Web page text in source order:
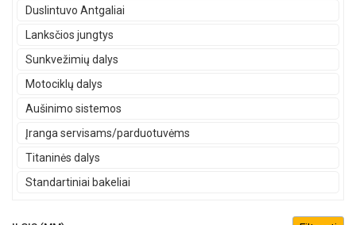
Duslintuvo Antgaliai
Lanksčios jungtys
Sunkvežimių dalys
Motociklų dalys
Aušinimo sistemos
Įranga servisams/parduotuvėms
Titaninės dalys
Standartiniai bakeliai